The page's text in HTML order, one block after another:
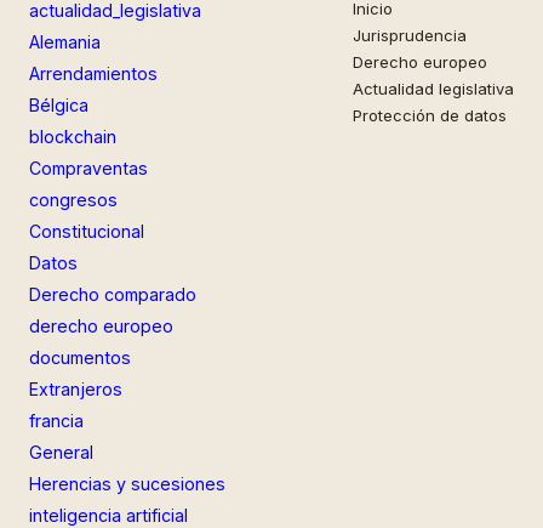
actualidad_legislativa
Alemania
Arrendamientos
Bélgica
blockchain
Compraventas
congresos
Constitucional
Datos
Derecho comparado
derecho europeo
documentos
Extranjeros
francia
General
Herencias y sucesiones
inteligencia artificial
Inicio
Jurisprudencia
Derecho europeo
Actualidad legislativa
Protección de datos